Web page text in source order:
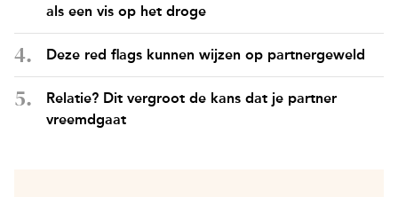
als een vis op het droge
Deze red flags kunnen wijzen op partnergeweld
Relatie? Dit vergroot de kans dat je partner
vreemdgaat